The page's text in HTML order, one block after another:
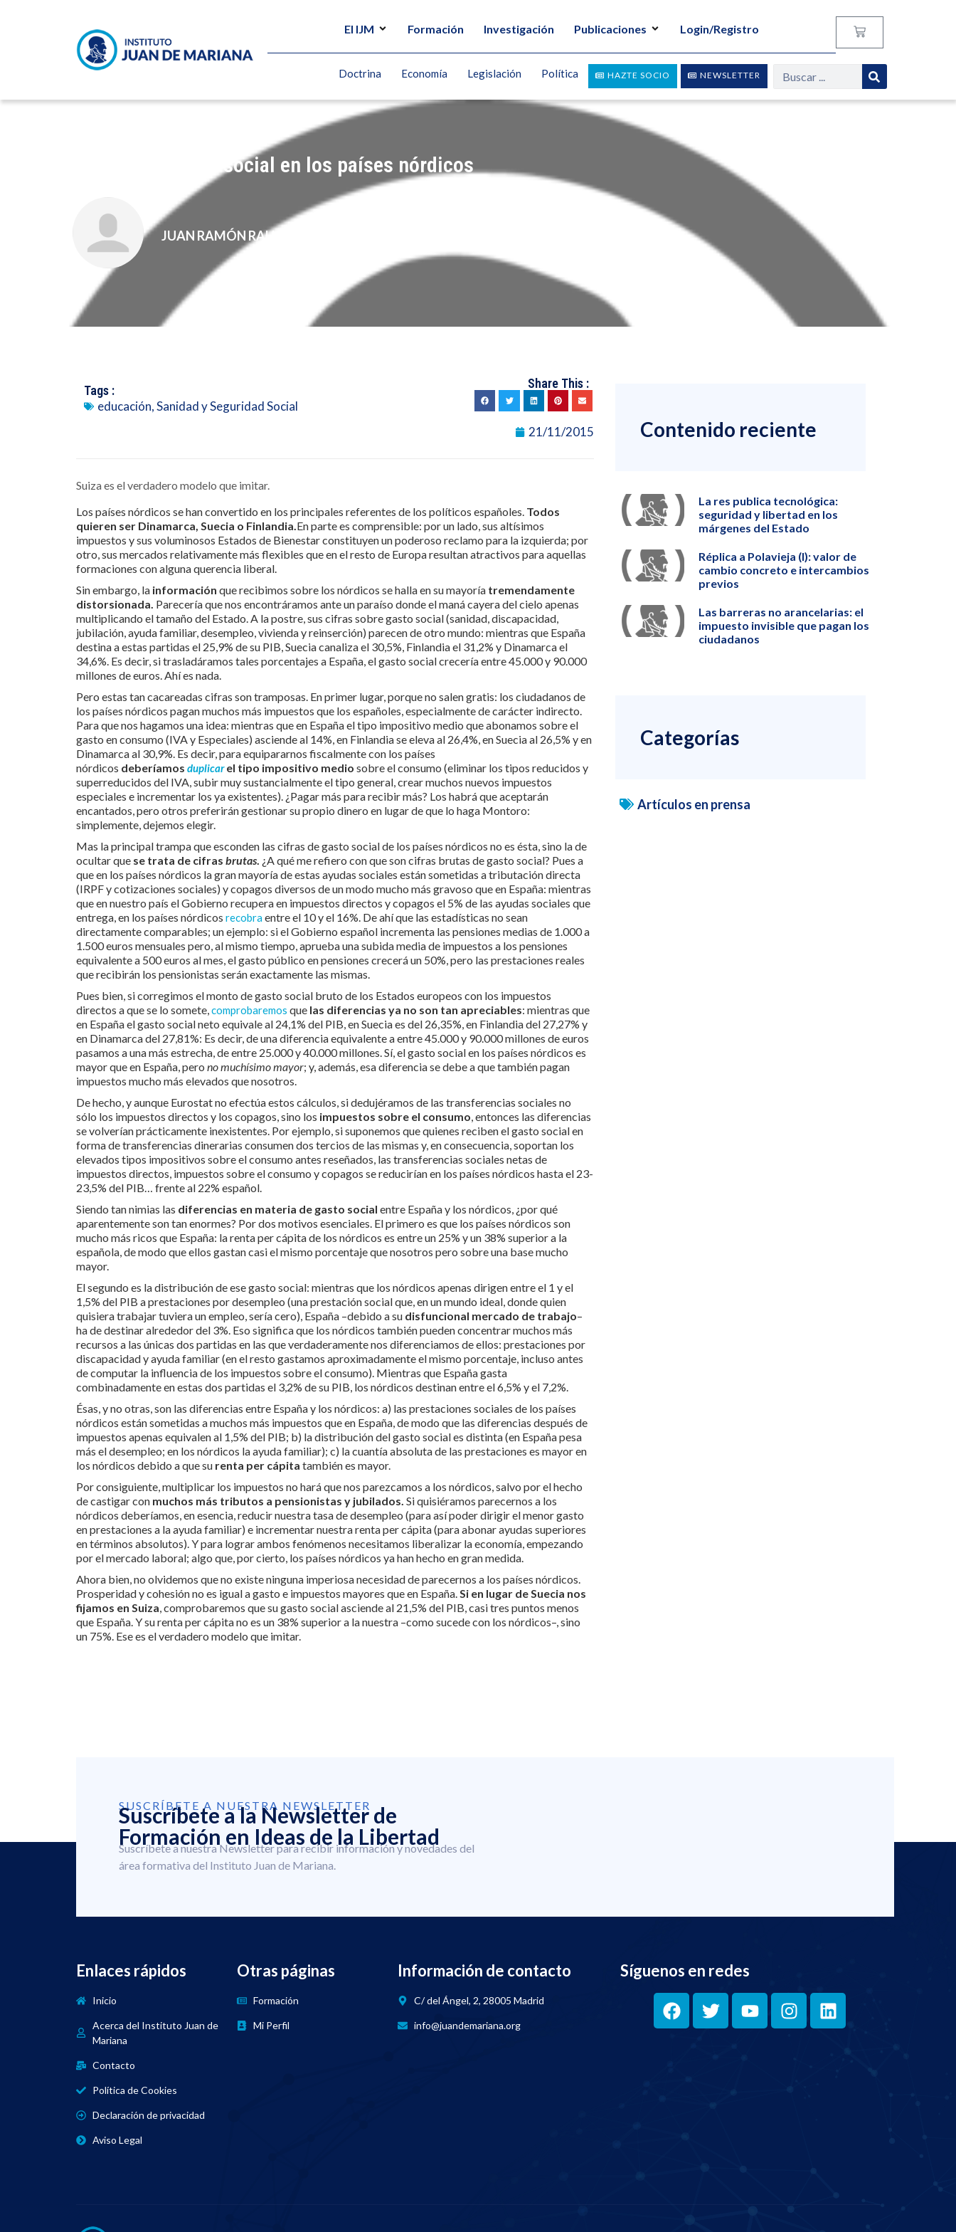
El IJM Formación Investigación Publicaciones Login/Registro
NEWSLETTER
HAZTE SOCIO
Doctrina Economía Legislación Política
El mito del gasto social en los países nórdicos
JUAN RAMÓN RALLO
Tags :
educación,Sanidad y Seguridad Social
Share This :
21/11/2015
Suiza es el verdadero modelo que imitar.
Los países nórdicos se han convertido en los principales referentes de los políticos españoles. Todos
quieren ser Dinamarca, Suecia o Finlandia.En parte es comprensible: por un lado, sus altísimos
impuestos y sus voluminosos Estados de Bienestar constituyen un poderoso reclamo para la izquierda; por
otro, sus mercados relativamente más flexibles que en el resto de Europa resultan atractivos para aquellas
formaciones con alguna querencia liberal.
Sin embargo, la información que recibimos sobre los nórdicos se halla en su mayoría tremendamente
distorsionada. Parecería que nos encontráramos ante un paraíso donde el maná cayera del cielo apenas
multiplicando el tamaño del Estado. A la postre, sus cifras sobre gasto social (sanidad, discapacidad,
jubilación, ayuda familiar, desempleo, vivienda y reinserción) parecen de otro mundo: mientras que España
destina a estas partidas el 25,9% de su PIB, Suecia canaliza el 30,5%, Finlandia el 31,2% y Dinamarca el
34,6%. Es decir, si trasladáramos tales porcentajes a España, el gasto social crecería entre 45.000 y 90.000
millones de euros. Ahí es nada.
Pero estas tan cacareadas cifras son tramposas. En primer lugar, porque no salen gratis: los ciudadanos de
los países nórdicos pagan muchos más impuestos que los españoles, especialmente de carácter indirecto.
Para que nos hagamos una idea: mientras que en España el tipo impositivo medio que abonamos sobre el
gasto en consumo (IVA y Especiales) asciende al 14%, en Finlandia se eleva al 26,4%, en Suecia al 26,5% y en
Dinamarca al 30,9%. Es decir, para equipararnos fiscalmente con los países
nórdicos deberíamos duplicarel tipo impositivo medio sobre el consumo (eliminar los tipos reducidos y
superreducidos del IVA, subir muy sustancialmente el tipo general, crear muchos nuevos impuestos
especiales e incrementar los ya existentes). ¿Pagar más para recibir más? Los habrá que aceptarán
encantados, pero otros preferirán gestionar su propio dinero en lugar de que lo haga Montoro:
simplemente, dejemos elegir.
Mas la principal trampa que esconden las cifras de gasto social de los países nórdicos no es ésta, sino la de
ocultar que se trata de cifras brutas. ¿A qué me refiero con que son cifras brutas de gasto social? Pues a
que en los países nórdicos la gran mayoría de estas ayudas sociales están sometidas a tributación directa
(IRPF y cotizaciones sociales) y copagos diversos de un modo mucho más gravoso que en España: mientras
que en nuestro país el Gobierno recupera en impuestos directos y copagos el 5% de las ayudas sociales que
entrega, en los países nórdicos recobraentre el 10 y el 16%. De ahí que las estadísticas no sean
directamente comparables; un ejemplo: si el Gobierno español incrementa las pensiones medias de 1.000 a
1.500 euros mensuales pero, al mismo tiempo, aprueba una subida media de impuestos a los pensiones
equivalente a 500 euros al mes, el gasto público en pensiones crecerá un 50%, pero las prestaciones reales
que recibirán los pensionistas serán exactamente las mismas.
Pues bien, si corregimos el monto de gasto social bruto de los Estados europeos con los impuestos
directos a que se lo somete,comprobaremos que las diferencias ya no son tan apreciables: mientras que
en España el gasto social neto equivale al 24,1% del PIB, en Suecia es del 26,35%, en Finlandia del 27,27% y
en Dinamarca del 27,81%: Es decir, de una diferencia equivalente a entre 45.000 y 90.000 millones de euros
pasamos a una más estrecha, de entre 25.000 y 40.000 millones. Sí, el gasto social en los países nórdicos es
mayor que en España, pero no muchísimo mayor; y, además, esa diferencia se debe a que también pagan
impuestos mucho más elevados que nosotros.
De hecho, y aunque Eurostat no efectúa estos cálculos, si dedujéramos de las transferencias sociales no
sólo los impuestos directos y los copagos, sino los impuestos sobre el consumo, entonces las diferencias
se volverían prácticamente inexistentes. Por ejemplo, si suponemos que quienes reciben el gasto social en
forma de transferencias dinerarias consumen dos tercios de las mismas y, en consecuencia, soportan los
elevados tipos impositivos sobre el consumo antes reseñados, las transferencias sociales netas de
impuestos directos, impuestos sobre el consumo y copagos se reducirían en los países nórdicos hasta el 23-
23,5% del PIB… frente al 22% español.
Siendo tan nimias las diferencias en materia de gasto social entre España y los nórdicos, ¿por qué
aparentemente son tan enormes? Por dos motivos esenciales. El primero es que los países nórdicos son
mucho más ricos que España: la renta per cápita de los nórdicos es entre un 25% y un 38% superior a la
española, de modo que ellos gastan casi el mismo porcentaje que nosotros pero sobre una base mucho
mayor.
El segundo es la distribución de ese gasto social: mientras que los nórdicos apenas dirigen entre el 1 y el
1,5% del PIB a prestaciones por desempleo (una prestación social que, en un mundo ideal, donde quien
quisiera trabajar tuviera un empleo, sería cero), España –debido a su disfuncional mercado de trabajo–
ha de destinar alrededor del 3%. Eso significa que los nórdicos también pueden concentrar muchos más
recursos a las únicas dos partidas en las que verdaderamente nos diferenciamos de ellos: prestaciones por
discapacidad y ayuda familiar (en el resto gastamos aproximadamente el mismo porcentaje, incluso antes
de computar la influencia de los impuestos sobre el consumo). Mientras que España gasta
combinadamente en estas dos partidas el 3,2% de su PIB, los nórdicos destinan entre el 6,5% y el 7,2%.
Ésas, y no otras, son las diferencias entre España y los nórdicos: a) las prestaciones sociales de los países
nórdicos están sometidas a muchos más impuestos que en España, de modo que las diferencias después de
impuestos apenas equivalen al 1,5% del PIB; b) la distribución del gasto social es distinta (en España pesa
más el desempleo; en los nórdicos la ayuda familiar); c) la cuantía absoluta de las prestaciones es mayor en
los nórdicos debido a que su renta per cápita también es mayor.
Por consiguiente, multiplicar los impuestos no hará que nos parezcamos a los nórdicos, salvo por el hecho
de castigar con muchos más tributos a pensionistas y jubilados. Si quisiéramos parecernos a los
nórdicos deberíamos, en esencia, reducir nuestra tasa de desempleo (para así poder dirigir el menor gasto
en prestaciones a la ayuda familiar) e incrementar nuestra renta per cápita (para abonar ayudas superiores
en términos absolutos). Y para lograr ambos fenómenos necesitamos liberalizar la economía, empezando
por el mercado laboral; algo que, por cierto, los países nórdicos ya han hecho en gran medida.
Ahora bien, no olvidemos que no existe ninguna imperiosa necesidad de parecernos a los países nórdicos.
Prosperidad y cohesión no es igual a gasto e impuestos mayores que en España.Si en lugar de Suecia nos
fijamos en Suiza, comprobaremos que su gasto social asciende al 21,5% del PIB, casi tres puntos menos
que España. Y su renta per cápita no es un 38% superior a la nuestra –como sucede con los nórdicos–, sino
un 75%. Ese es el verdadero modelo que imitar.
Contenido reciente
La res publica tecnológica:
seguridad y libertad en los
márgenes del Estado
Réplica a Polavieja (I): valor de
cambio concreto e intercambios
previos
Las barreras no arancelarias: el
impuesto invisible que pagan los
ciudadanos
Categorías
Artículos en prensa
SUSCRÍBETE A NUESTRA NEWSLETTER
Suscríbete a la Newsletter de
Formación en Ideas de la Libertad
Suscríbete a nuestra Newsletter para recibir información y novedades del
área formativa del Instituto Juan de Mariana.
Enlaces rápidos
Inicio
Acerca del Instituto Juan de
Mariana
Contacto
Política de Cookies
Declaración de privacidad
Aviso Legal
Otras páginas
Formación
Mi Perfil
Información de contacto
C/ del Ángel, 2, 28005 Madrid
info@juandemariana.org
Síguenos en redes